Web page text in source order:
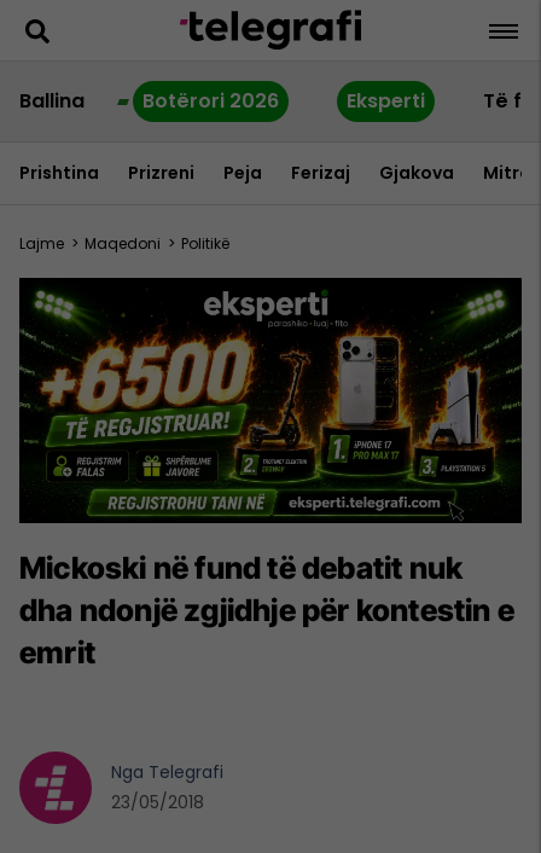
Ballina Botërori 2026 Eksperti Të
Prishtina Prizreni Peja Ferizaj Gjakova
Lajme > Maqedoni > Politikë
Mickoski në fund të debatit nuk
dha ndonjë zgjidhje për kontestin e
emrit
Nga Telegrafi
23/05/2018